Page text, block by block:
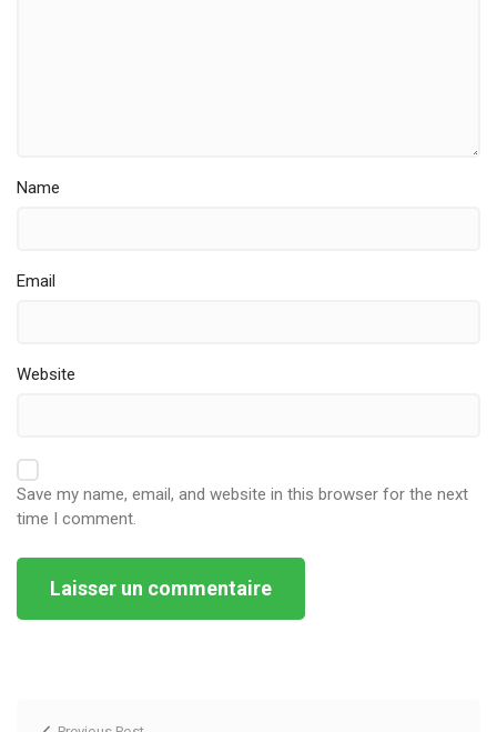
Name
Email
Website
Save my name, email, and website in this browser for the next
time I comment.